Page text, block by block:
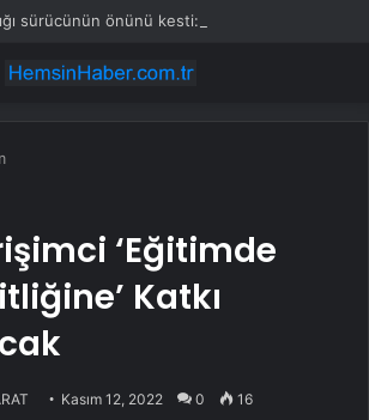
sürücünün önünü kesti: Kafanı keserim
‘Eğitimde
Katkı
Kasım 12, 2022 0 16